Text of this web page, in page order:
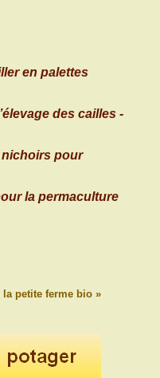
en palettes
des cailles -
pour
la permaculture
la petite ferme bio »